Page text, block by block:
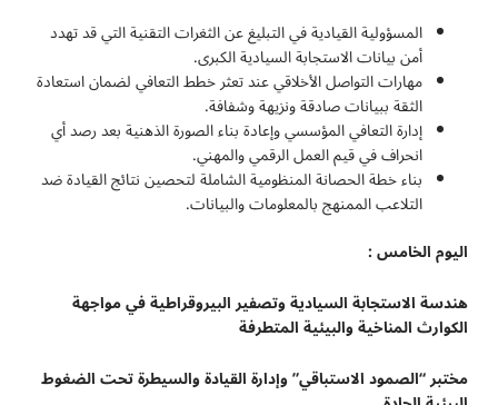
المسؤولية القيادية في التبليغ عن الثغرات التقنية التي قد تهدد
أمن بيانات الاستجابة السيادية الكبرى.
مهارات التواصل الأخلاقي عند تعثر خطط التعافي لضمان استعادة
الثقة ببيانات صادقة ونزيهة وشفافة.
إدارة التعافي المؤسسي وإعادة بناء الصورة الذهنية بعد رصد أي
انحراف في قيم العمل الرقمي والمهني.
بناء خطة الحصانة المنظومية الشاملة لتحصين نتائج القيادة ضد
التلاعب الممنهج بالمعلومات والبيانات.
اليوم الخامس :
هندسة الاستجابة السيادية وتصفير البيروقراطية في مواجهة
الكوارث المناخية والبيئية المتطرفة
مختبر “الصمود الاستباقي” وإدارة القيادة والسيطرة تحت الضغوط